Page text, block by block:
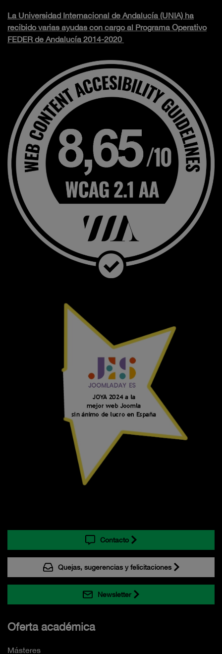
La Universidad Internacional de Andalucía (UNIA) ha
recibido varias ayudas con cargo al Programa Operativo
FEDER de Andalucía 2014-2020
Contacto
Quejas, sugerencias y felicitaciones
Newsletter
Oferta académica
Másteres